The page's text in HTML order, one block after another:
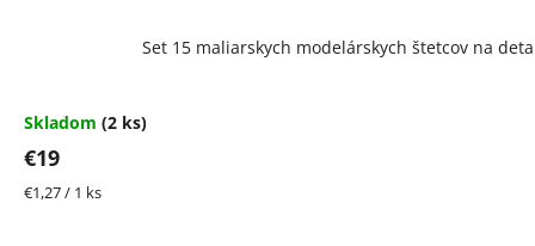
Set 15 maliarskych modelárskych štetcov na
Skladom (2 ks)
€19
Jednotková
€1,27 / 1 ks